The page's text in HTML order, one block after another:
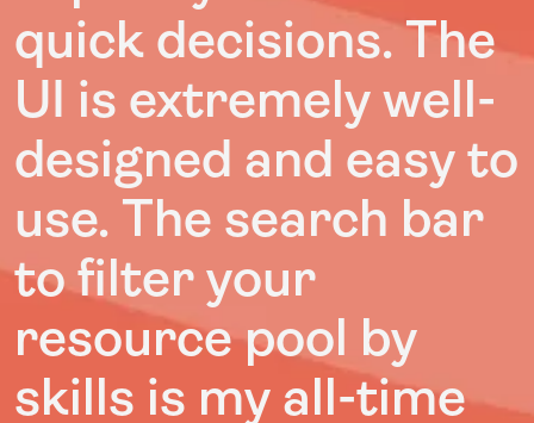
quick decisions. The
UI is extremely well-
designed and easy to
use. The search bar
to filter your
resource pool by
skills is my all-time